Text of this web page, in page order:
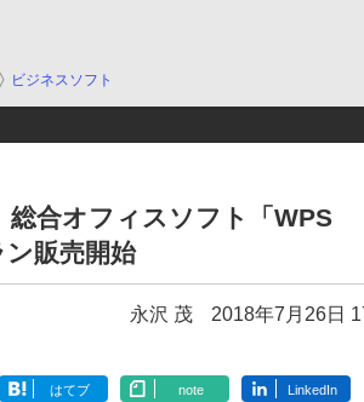
ビジネスソフト
合オフィスソフト「WPS
販売開始
永沢 茂 2018年7月26日
はてブ note LinkedIn